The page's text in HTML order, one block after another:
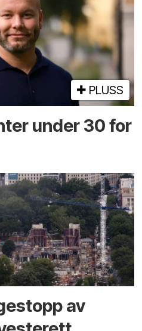
PLUSS
under 30 for
av